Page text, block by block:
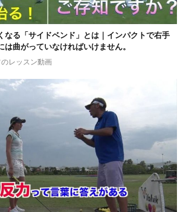
なる「サイドベンド」とは｜インパクトで右手
は曲がっていなければいけません。
のレッスン動画